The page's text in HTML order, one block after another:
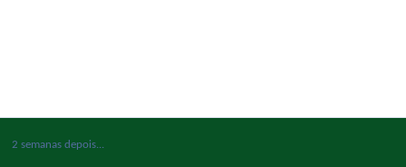
2 semanas depois...